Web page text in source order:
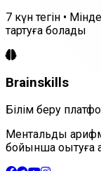
7 күн тегін •
тартуға болады
Brainskills
Білім беру
Ментальдық
бойынша оқытуға